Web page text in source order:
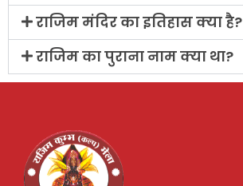
राजिम मंदिर का इतिहास क्या है?
राजिम का पुराना नाम क्या था?